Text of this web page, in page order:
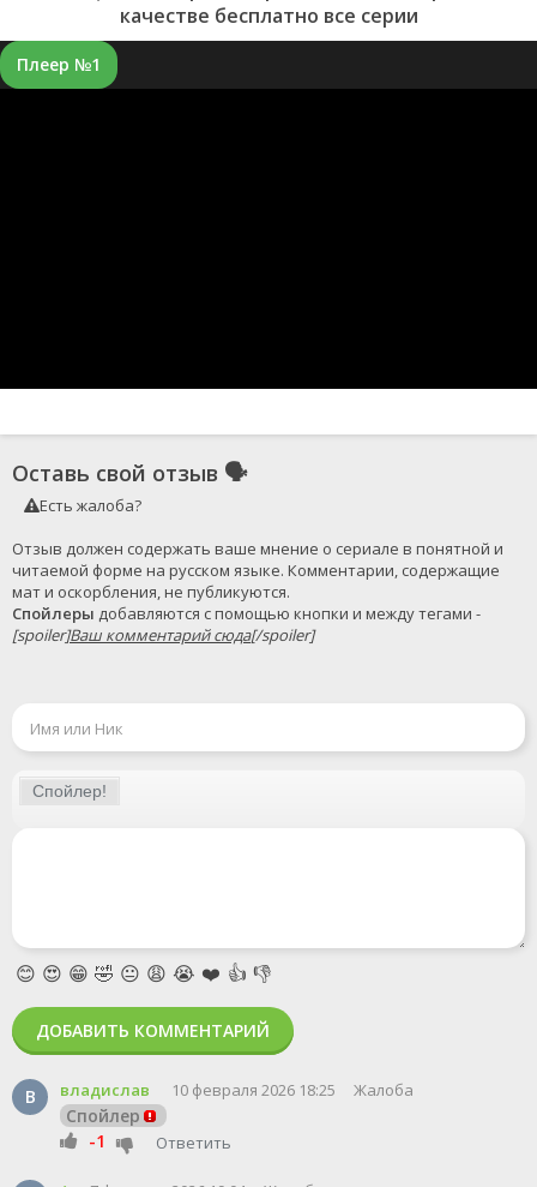
качестве бесплатно все серии
Плеер №1
Оставь свой отзыв 🗣
Есть жалоба?
Отзыв должен содержать ваше мнение о сериале в понятной и
читаемой форме на русском языке. Комментарии, содержащие
Спойлеры добавляются с помощью кнопки и между тегами -
[spoiler]Ваш комментарий сюда[/spoiler]
В владислав 10 февраля 2026 18:25 Жалоба
Спойлер
-1
Ответить
😊 😍 😁 🤣 😐 😩 😭 ❤️ 👍 👎
ДОБАВИТЬ КОММЕНТАРИЙ